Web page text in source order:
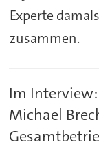
Experte
zusammen.
Im
Michael